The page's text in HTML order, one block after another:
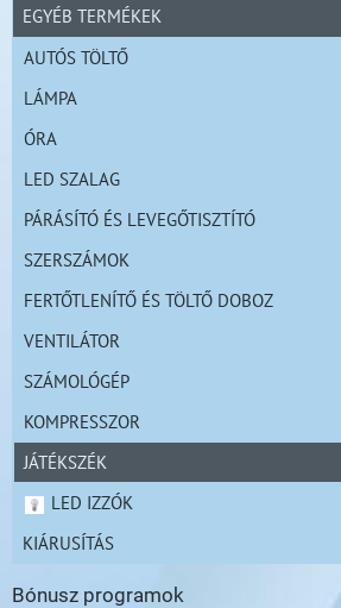
EGYÉB TERMÉKEK
AUTÓS TÖLTŐ
LÁMPA
ÓRA
LED SZALAG
PÁRÁSÍTÓ ÉS LEVEGŐTISZTÍTÓ
SZERSZÁMOK
FERTŐTLENÍTŐ ÉS TÖLTŐ DOBOZ
VENTILÁTOR
SZÁMOLÓGÉP
KOMPRESSZOR
JÁTÉKSZÉK
LED IZZÓK
KIÁRUSÍTÁS
Bónusz programok